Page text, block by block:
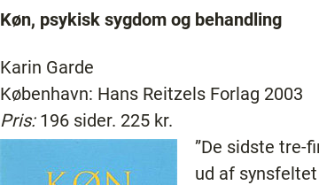
Køn, psykisk sygdom og behandling
Karin Garde
København: Hans Reitzels Forlag 2003
Pris: 196 sider. 225 kr.
”De sidste tre-
ud af